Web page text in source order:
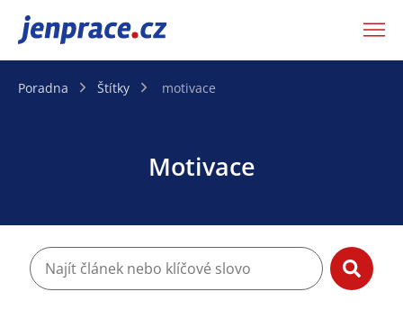
JenPráce.cz
Poradna Štítky motivace
Motivace